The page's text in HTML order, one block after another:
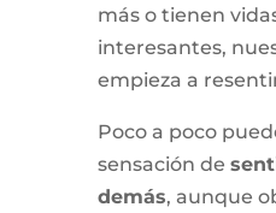
más o tienen
interesantes,
empieza a
Poco a poco
sensación de
demás, aunque